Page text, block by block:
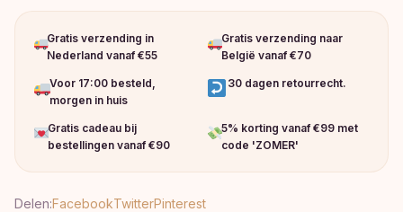
Gratis verzending in
Nederland vanaf €55
Gratis verzending naar
België vanaf €70
Voor 17:00 besteld,
morgen in huis
30 dagen retourrecht.
Gratis cadeau bij
bestellingen vanaf €90
5% korting vanaf €99 met
code 'ZOMER'
Delen:FacebookTwitterPinterest